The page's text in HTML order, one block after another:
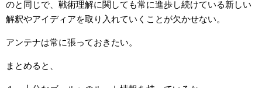
のと同じで、戦術理解に関しても常に進歩し続けている新しい
解釈やアイディアを取り入れていくことが欠かせない。
アンテナは常に張っておきたい。
まとめると、